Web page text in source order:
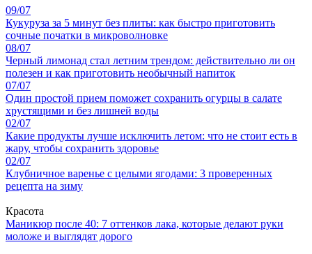
09/07
Кукуруза за 5 минут без плиты: как быстро приготовить
сочные початки в микроволновке
08/07
Черный лимонад стал летним трендом: действительно ли он
полезен и как приготовить необычный напиток
07/07
Один простой прием поможет сохранить огурцы в салате
хрустящими и без лишней воды
02/07
Какие продукты лучше исключить летом: что не стоит есть в
жару, чтобы сохранить здоровье
02/07
Клубничное варенье с целыми ягодами: 3 проверенных
рецепта на зиму
Красота
Маникюр после 40: 7 оттенков лака, которые делают руки
моложе и выглядят дорого